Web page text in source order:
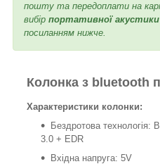
Колонка з bluetooth
Характеристики колонки:
Бездротова технологія:
3.0 + EDR
Вхідна напруга: 5V
пошту та передоплати на
вибір портативної акустики
посиланням нижче.